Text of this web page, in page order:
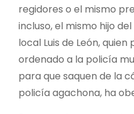
regidores o el mismo
incluso, el mismo hijo
local Luis de León, quien
ordenado a la policía
para que saquen de la
policía agachona, ha